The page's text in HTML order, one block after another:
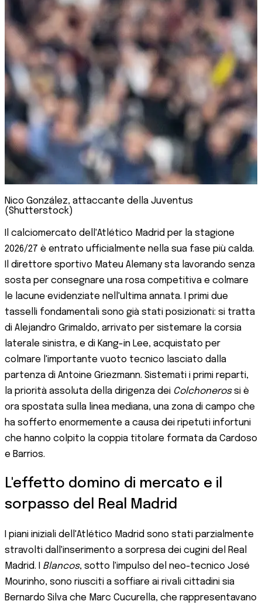
Nico González, attaccante della Juventus
(Shutterstock)
Il calciomercato dell'Atlético Madrid per la stagione
2026/27 è entrato ufficialmente nella sua fase più calda.
Il direttore sportivo Mateu Alemany sta lavorando senza
sosta per consegnare una rosa competitiva e colmare
le lacune evidenziate nell'ultima annata. I primi due
tasselli fondamentali sono già stati posizionati: si tratta
di Alejandro Grimaldo, arrivato per sistemare la corsia
laterale sinistra, e di Kang-in Lee, acquistato per
colmare l'importante vuoto tecnico lasciato dalla
partenza di Antoine Griezmann. Sistemati i primi reparti,
la priorità assoluta della dirigenza dei Colchonerossi è
ora spostata sulla linea mediana, una zona di campo che
ha sofferto enormemente a causa dei ripetuti infortuni
che hanno colpito la coppia titolare formata da Cardoso
e Barrios.
L'effetto domino di mercato e il
sorpasso del Real Madrid
I piani iniziali dell'Atlético Madrid sono stati parzialmente
stravolti dall'inserimento a sorpresa dei cugini del Real
Madrid. I Blancos, sotto l'impulso del neo-tecnico José
Mourinho, sono riusciti a soffiare ai rivali cittadini sia
Bernardo Silva che Marc Cucurella, che rappresentavano